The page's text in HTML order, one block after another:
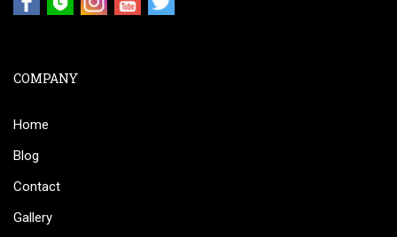
COMPANY
Home
Blog
Contact
Gallery